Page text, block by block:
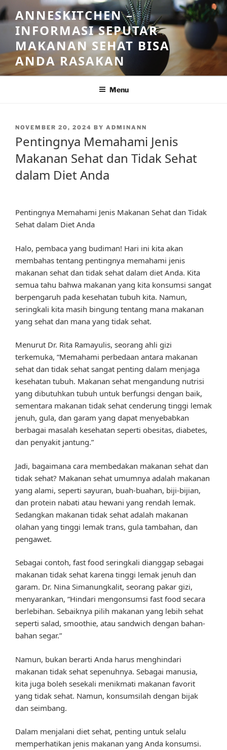
Skip
to
content
ANNESKITCHEN –
INFORMASI SEPUTAR
MAKANAN SEHAT BISA
ANDA RASAKAN
Menu
POSTED
NOVEMBER 20, 2024 BY ADMINANN
Pentingnya Memahami Jenis
Makanan Sehat dan Tidak Sehat
dalam Diet Anda
Pentingnya Memahami Jenis Makanan Sehat dan Tidak
Sehat dalam Diet Anda
Halo, pembaca yang budiman! Hari ini kita akan
membahas tentang pentingnya memahami jenis
makanan sehat dan tidak sehat dalam diet Anda. Kita
semua tahu bahwa makanan yang kita konsumsi sangat
berpengaruh pada kesehatan tubuh kita. Namun,
seringkali kita masih bingung tentang mana makanan
yang sehat dan mana yang tidak sehat.
Menurut Dr. Rita Ramayulis, seorang ahli gizi
terkemuka, “Memahami perbedaan antara makanan
sehat dan tidak sehat sangat penting dalam menjaga
kesehatan tubuh. Makanan sehat mengandung nutrisi
yang dibutuhkan tubuh untuk berfungsi dengan baik,
sementara makanan tidak sehat cenderung tinggi lemak
jenuh, gula, dan garam yang dapat menyebabkan
berbagai masalah kesehatan seperti obesitas, diabetes,
dan penyakit jantung.”
Jadi, bagaimana cara membedakan makanan sehat dan
tidak sehat? Makanan sehat umumnya adalah makanan
yang alami, seperti sayuran, buah-buahan, biji-bijian,
dan protein nabati atau hewani yang rendah lemak.
Sedangkan makanan tidak sehat adalah makanan
olahan yang tinggi lemak trans, gula tambahan, dan
pengawet.
Sebagai contoh, fast food seringkali dianggap sebagai
makanan tidak sehat karena tinggi lemak jenuh dan
garam. Dr. Nina Simanungkalit, seorang pakar gizi,
menyarankan, “Hindari mengonsumsi fast food secara
berlebihan. Sebaiknya pilih makanan yang lebih sehat
seperti salad, smoothie, atau sandwich dengan bahan-
bahan segar.”
Namun, bukan berarti Anda harus menghindari
makanan tidak sehat sepenuhnya. Sebagai manusia,
kita juga boleh sesekali menikmati makanan favorit
yang tidak sehat. Namun, konsumsilah dengan bijak
dan seimbang.
Dalam menjalani diet sehat, penting untuk selalu
memperhatikan jenis makanan yang Anda konsumsi.